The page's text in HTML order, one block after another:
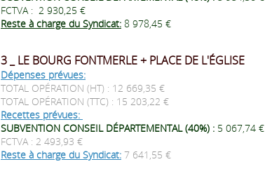
FCTVA : 2 930,25 €
Reste à charge du Syndicat: 8 978,45 €
3 _ LE BOURG FONTMERLE + PLACE DE L'ÉGLISE
Dépenses prévues:
TOTAL OPÉRATION (HT) : 12 669,35 €
TOTAL OPÉRATION (TTC) : 15 203,22 €
Recettes prévues:
SUBVENTION CONSEIL DÉPARTEMENTAL (40%) : 5 067,74 €
FCTVA : 2 493,93 €
Reste à charge du Syndicat: 7 641,55 €